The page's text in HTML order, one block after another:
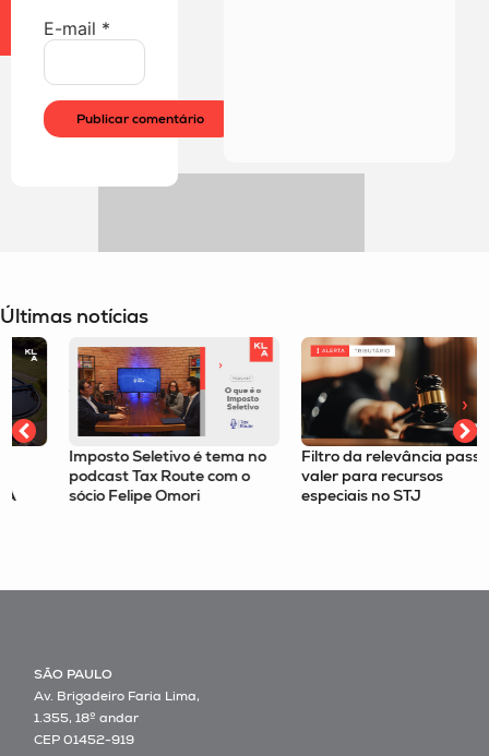
E-mail *
Últimas notícias
Imposto Seletivo é tema no
podcast Tax Route com o
sócio Felipe Omori
Filtro da relevância passa a
valer para recursos
especiais no STJ
SÃO PAULO
Av. Brigadeiro Faria Lima,
1.355, 18º andar
CEP 01452-919